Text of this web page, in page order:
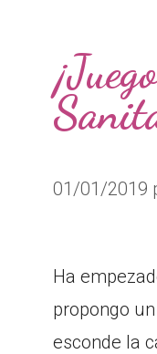
01/01/2019
Ha
propongo
esconde la